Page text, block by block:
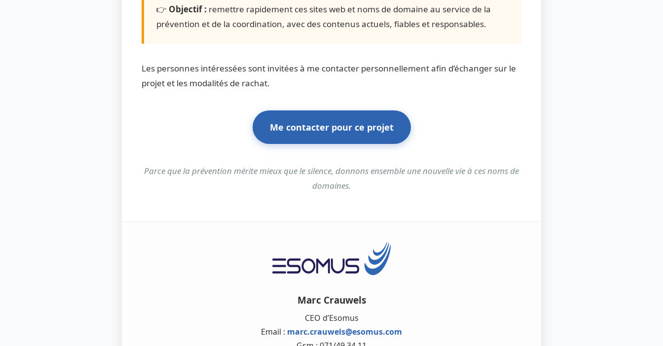
👉 Objectif : remettre rapidement ces sites web et noms de domaine au service de la
prévention et de la coordination, avec des contenus actuels, fiables et responsables.
Les personnes intéressées sont invitées à me contacter personnellement afin d’échanger sur le
projet et les modalités de rachat.
Me contacter pour ce projet
Parce que la prévention mérite mieux que le silence, donnons ensemble une nouvelle vie à ces noms de
domaines.
Marc Crauwels
CEO d’Esomus
Email : marc.crauwels@esomus.com